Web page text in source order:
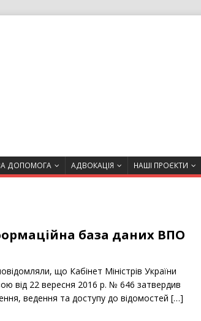
ДОПОМОГА АДВОКАЦІЯ НАШІ ПРОЄКТИ
база даних ВПО
що Кабінет Міністрів України
від 22 вересня 2016 р. № 646 затвердив
ведення та доступу до відомостей […]